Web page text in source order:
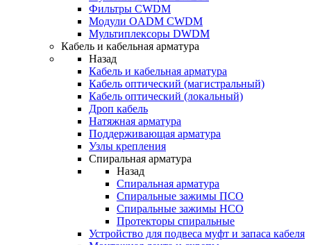
Фильтры CWDM
Модули OADM CWDM
Мультиплексоры DWDM
Кабель и кабельная арматура
Назад
Кабель и кабельная арматура
Кабель оптический (магистральный)
Кабель оптический (локальный)
Дроп кабель
Натяжная арматура
Поддерживающая арматура
Узлы крепления
Спиральная арматура
Назад
Спиральная арматура
Спиральные зажимы ПСО
Спиральные зажимы НСО
Протекторы спиральные
Устройство для подвеса муфт и запаса кабеля